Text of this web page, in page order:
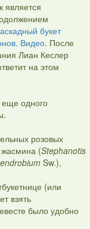
является
букет
Видео. После
Лиан Кеслер
на этом
еще одного
розовых
жасмина (Stephanotis
Sw.),
(или
взять
было удобно